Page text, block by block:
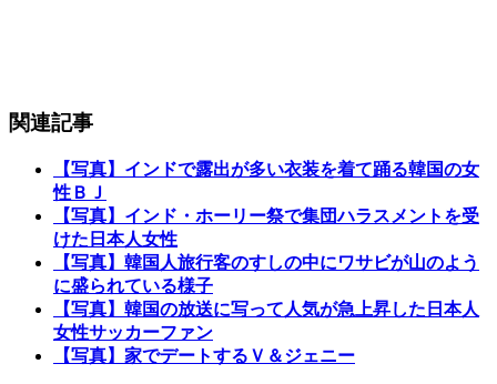
関連記事
【写真】インドで露出が多い衣装を着て踊る韓国の女
性ＢＪ
【写真】インド・ホーリー祭で集団ハラスメントを受
けた日本人女性
【写真】韓国人旅行客のすしの中にワサビが山のよう
に盛られている様子
【写真】韓国の放送に写って人気が急上昇した日本人
女性サッカーファン
【写真】家でデートするＶ＆ジェニー